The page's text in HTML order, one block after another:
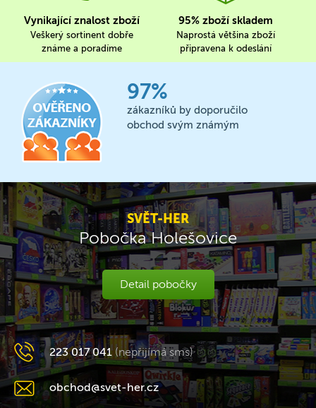
Vynikající znalost zboží
Veškerý sortinent dobře
známe a poradíme
95% zboží skladem
Naprostá většina zboží
připravena k odeslání
97%
zákazníků by doporučilo
obchod svým známým
SVĚT-HER
Pobočka Holešovice
Detail pobočky
223 017 041 (nepřijímá sms)
obchod@svet-her.cz